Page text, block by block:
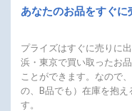
あなたのお品をすぐに
プライズはすぐに売りに
浜・東京で買い取ったお
ことができます。なので
の、B品でも）在庫を抱
す。